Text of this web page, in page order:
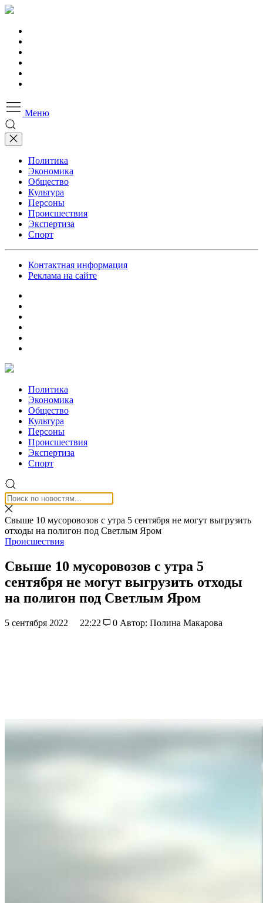
Меню
Политика
Экономика
Общество
Культура
Персоны
Происшествия
Экспертиза
Спорт
Контактная информация
Реклама на сайте
Политика
Экономика
Общество
Культура
Персоны
Происшествия
Экспертиза
Спорт
Свыше 10 мусоровозов с утра 5 сентября не могут выгрузить
отходы на полигон под Светлым Яром
Происшествия
Свыше 10 мусоровозов с утра 5
сентября не могут выгрузить отходы
на полигон под Светлым Яром
5 сентября 2022 22:22 0 Автор: Полина Макарова